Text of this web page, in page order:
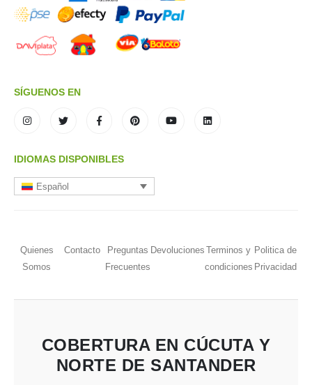
SÍGUENOS EN
IDIOMAS DISPONIBLES
Español
Quienes
Somos
Contacto
Preguntas
Frecuentes
Devoluciones Terminos y
condiciones
Politica de
Privacidad
COBERTURA EN CÚCUTA Y
NORTE DE SANTANDER